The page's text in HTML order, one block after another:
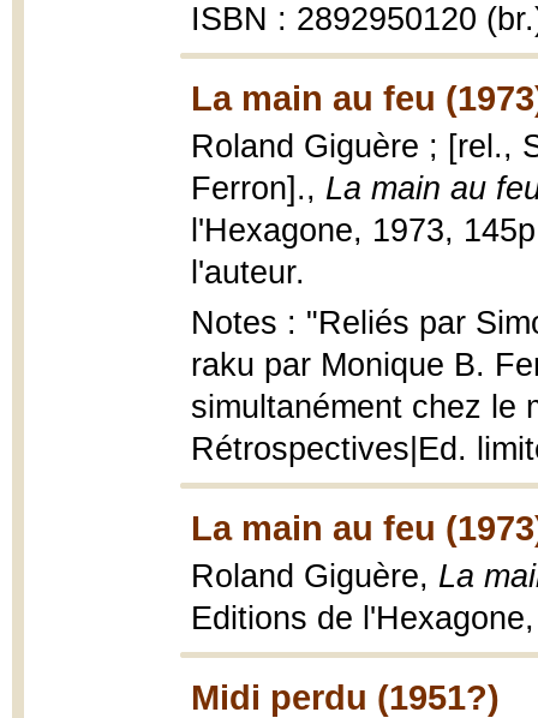
ISBN : 2892950120
La main au feu
Roland Giguère ; [rel.,
Ferron]., La main au
l'Hexagone, 1973,
l'auteur.
Notes : "Reliés par
raku par Monique B.
simultanément chez le
Rétrospectives|Ed.
La main au feu
Roland Giguère, La
Editions de
Midi perdu (1951?)